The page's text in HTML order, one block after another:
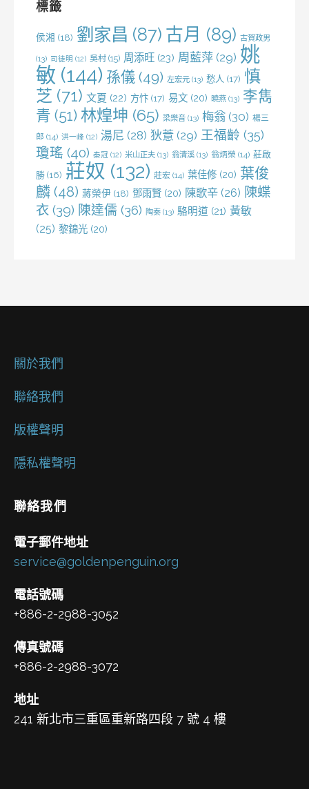
標籤
侯湘 (18) 劉家昌 (87) 古月 (89) 古賀政男
(13) 司徒明 (12) 吳村 (15) 周添旺 (23) 周藍萍 (29) 姚
敏 (144) 孫儀 (49) 左宏元 (13) 愁人 (17) 慎
芝 (71) 文夏 (22) 方忭 (17) 易文 (20) 曉燕 (13) 李雋
青 (51) 林煌坤 (65) 梁樂音 (13) 梅翁 (30) 楊三
郎 (14) 洪一峰 (12) 湯尼 (28) 狄薏 (29) 王福齡 (35)
瓊瑤 (40) 秦冠 (12) 米山正夫 (13) 翁清溪 (13) 翁炳榮 (14) 莊啟
勝 (16) 莊奴 (132) 莊宏 (14) 葉佳修 (20) 葉俊
麟 (48) 蔣榮伊 (18) 鄧雨賢 (20) 陳歌辛 (26) 陳蝶
衣 (39) 陳達儒 (36) 陶秦 (13) 駱明道 (21) 黃敏
(25) 黎錦光 (20)
關於我們
聯絡我們
版權聲明
隱私權聲明
聯絡我們
電子郵件地址
service@goldenpenguin.org
電話號碼
+886-2-2988-3052
傳真號碼
+886-2-2988-3072
地址
241 新北市三重區重新路四段 7 號 4 樓